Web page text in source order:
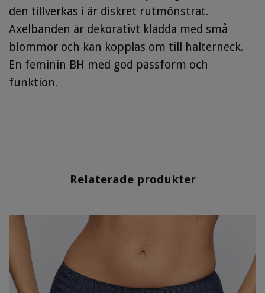
den tillverkas i är diskret rutmönstrat.
Axelbanden är dekorativt klädda med små
blommor och kan kopplas om till halterneck.
En feminin BH med god passform och
funktion.